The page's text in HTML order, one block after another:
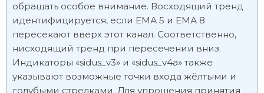
обращать особое внимание. Восходящий тренд
идентифицируется, если ЕМА 5 и ЕМА 8
пересекают вверх этот канал. Соответственно,
нисходящий тренд при пересечении вниз.
Индикаторы «sidus_v3» и «sidus_v4a» также
указывают возможные точки входа жёлтыми и
голубыми стрелками. Для упрощения принятия